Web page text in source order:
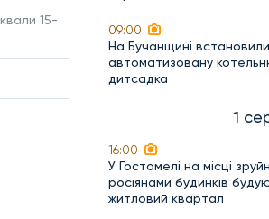
15-
09:00
На Бучанщині
автоматизовану
дитсадка
1
16:00
У Гостомелі на місці
росіянами будинків
житловий квартал